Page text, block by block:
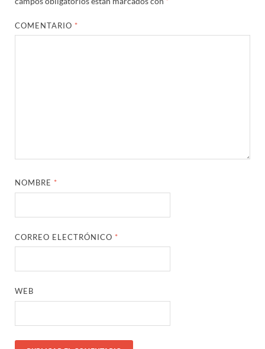
COMENTARIO *
NOMBRE *
CORREO ELECTRÓNICO *
WEB